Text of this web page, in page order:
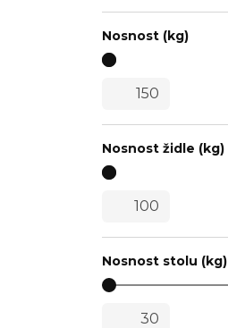
Nosnost (kg)
Nosnost židle (kg)
Nosnost stolu (kg)